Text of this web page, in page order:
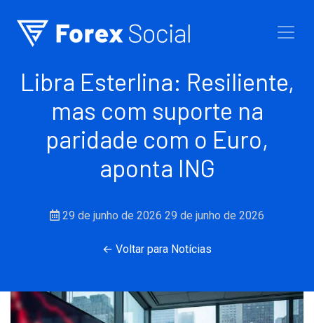
Libra Esterlina: Resiliente,
mas com suporte na
paridade com o Euro,
aponta ING
29 de junho de 2026 29 de junho de 2026
← Voltar para Notícias